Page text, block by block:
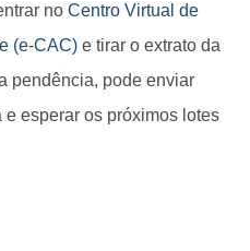
no Centro Virtual de
(e-CAC) e tirar o extrato da
pendência, pode enviar
esperar os próximos lotes